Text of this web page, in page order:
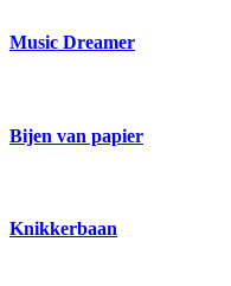
Music Dreamer
Bijen van papier
Knikkerbaan